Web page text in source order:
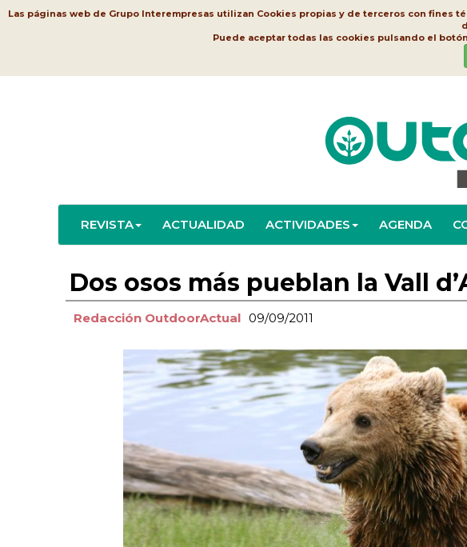
Las páginas web de Grupo Interempresas utilizan Cookies propias y de terceros con
Puede aceptar todas las cookies pulsando el botón
REVISTA ACTUALIDAD ACTIVIDADES AGENDA
Dos osos más pueblan la Vall
Redacción OutdoorActual 09/09/2011